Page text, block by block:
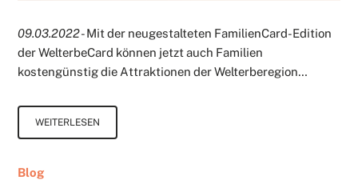
09.03.2022- Mit der neugestalteten FamilienCard-Edition
der WelterbeCard können jetzt auch Familien
kostengünstig die Attraktionen der Welterberegion…
WEITERLESEN
Blog